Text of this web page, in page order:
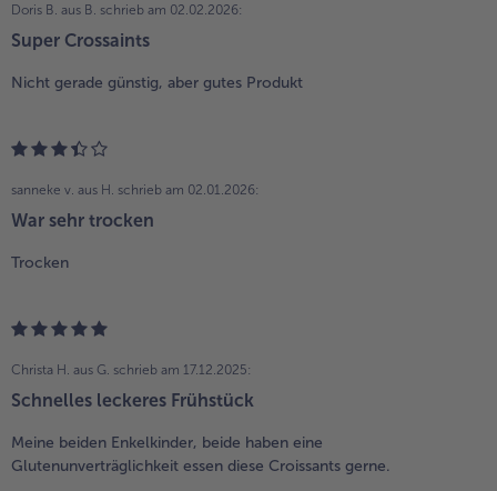
Doris B. aus B. schrieb am 02.02.2026:
Super Crossaints
Nicht gerade günstig, aber gutes Produkt
sanneke v. aus H. schrieb am 02.01.2026:
War sehr trocken
Trocken
Christa H. aus G. schrieb am 17.12.2025:
Schnelles leckeres Frühstück
Meine beiden Enkelkinder, beide haben eine
Glutenunverträglichkeit essen diese Croissants gerne.